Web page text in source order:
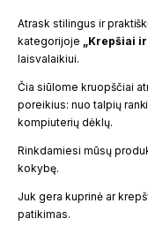
Atrask stilingus ir
kategorijoje „Krepšiai
laisvalaikiui.
Čia siūlome kruopščiai
poreikius: nuo talpių
kompiuterių dėklų.
Rinkdamiesi mūsų
kokybę.
Juk gera kuprinė ar
patikimas.